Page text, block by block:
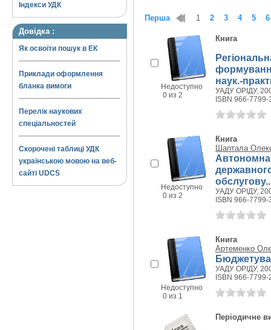
Індекси УДК
Довідка :
Як освоїти пошук в ЕК
Приклади оформлення
бланка вимоги
Перелік наукових
спеціальностей
Скорочені таблиці УДК
українською мовою на веб-
сайті UDCS
Перша 1 2 3 4 5 6
Недоступно
0 из 2
Книга
наук.-
УАДУ ОРІДУ,
ISBN 966-7799-
Недоступно
0 из 2
Книга
Шаптала
Автономна
УАДУ ОРІДУ,
ISBN 966-7799-
Недоступно
0 из 1
Книга
Артеменко
УАДУ ОРІДУ,
ISBN 966-7799-
Періодичне